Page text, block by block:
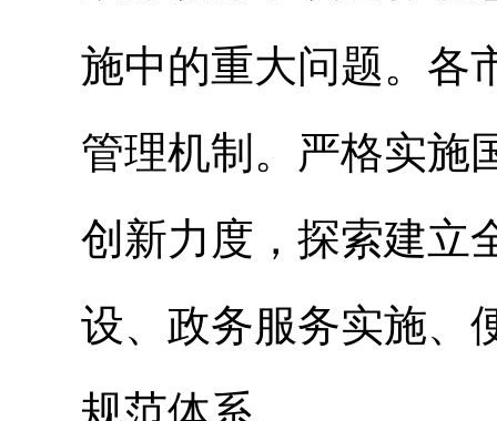
施中的重大问题。各
管理机制。严格实施
创新力度，探索建立
设、政务服务实施、